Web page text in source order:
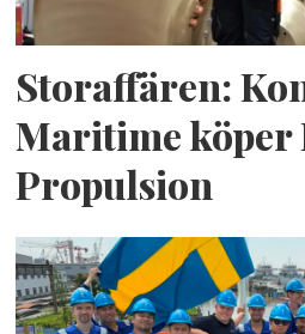
Storaffären:
Maritime köper
Propulsion